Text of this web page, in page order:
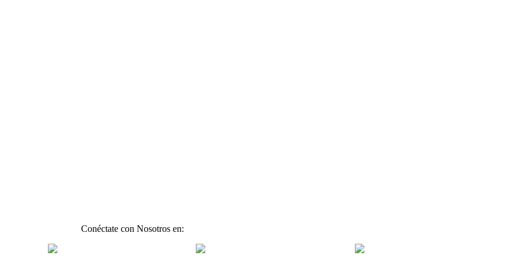
Conéctate con Nosotros en: